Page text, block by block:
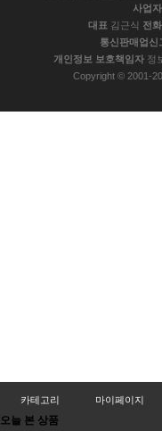
카테고리 마이페이지
오늘 본 상품
사업
대표 김근식 전화
통신판매업신
개인정보 보호책임자 정
Copyright © 2001-